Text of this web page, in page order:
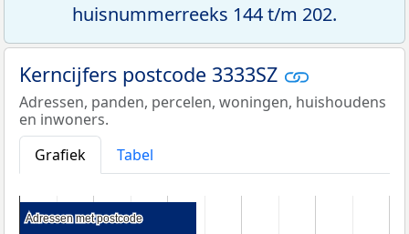
huisnummerreeks 144 t/m 202.
Kerncijfers postcode 3333SZ
Adressen, panden, percelen, woningen, huishoudens
en inwoners.
Grafiek
Tabel
Adressen met postcode
Adressen met postcode